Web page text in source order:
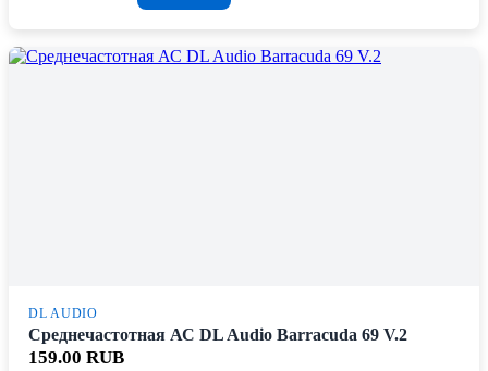
DL AUDIO
Среднечастотная АС DL Audio Barracuda 69 V.2
159.00 RUB